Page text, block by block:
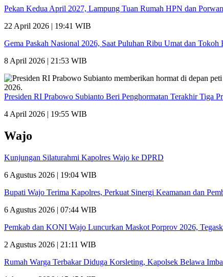
Pekan Kedua April 2027, Lampung Tuan Rumah HPN dan
22 April 2026 | 19:41 WIB
Gema Paskah Nasional 2026, Saat Puluhan Ribu Umat dan Tokoh
8 April 2026 | 21:53 WIB
Presiden RI Prabowo Subianto Beri Penghormatan Terakhir
4 April 2026 | 19:55 WIB
Wajo
Kunjungan Silaturahmi Kapolres Wajo ke DPRD
6 Agustus 2026 | 19:04 WIB
Bupati Wajo Terima Kapolres, Perkuat Sinergi Keamanan dan
6 Agustus 2026 | 07:44 WIB
Pemkab dan KONI Wajo Luncurkan Maskot Porprov 2026,
2 Agustus 2026 | 21:11 WIB
Rumah Warga Terbakar Diduga Korsleting, Kapolsek Belawa